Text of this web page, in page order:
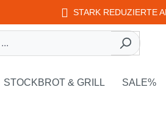
STARK REDUZIERTE
STOCKBROT & GRILL SALE%